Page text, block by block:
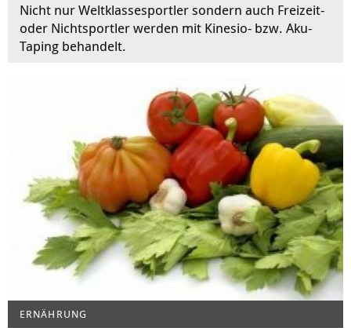
Nicht nur Weltklassesportler sondern auch Freizeit-
oder Nichtsportler werden mit Kinesio- bzw. Aku-
Taping behandelt.
ERNÄHRUNG